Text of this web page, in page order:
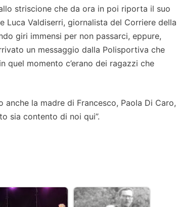
striscione che da ora in poi riporta il suo
Luca Valdiserri, giornalista del Corriere della
giri immensi per non passarci, eppure,
un messaggio dalla Polisportiva che
quel momento c’erano dei ragazzi che
la madre di Francesco, Paola Di Caro,
sia contento di noi qui”.